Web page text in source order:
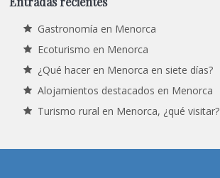
Gastronomía en Menorca
Ecoturismo en Menorca
¿Qué hacer en Menorca en siete días?
Alojamientos destacados en Menorca
Turismo rural en Menorca, ¿qué visitar?